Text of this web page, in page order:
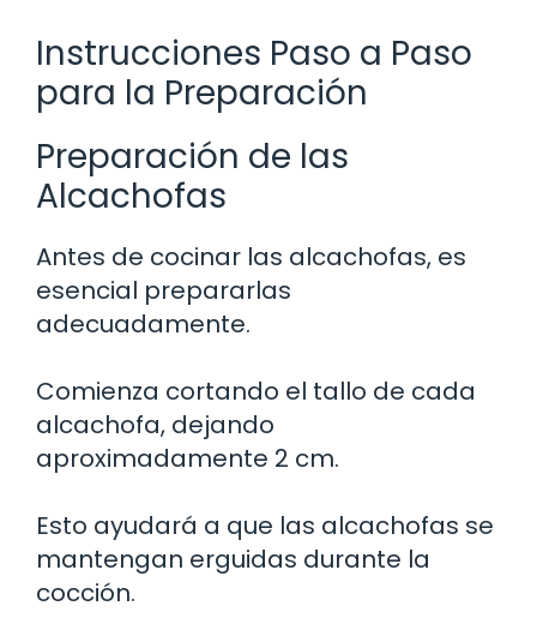
Instrucciones Paso a Paso
para la Preparación
Preparación de las
Alcachofas
Antes de cocinar las alcachofas, es
esencial prepararlas
adecuadamente.
Comienza cortando el tallo de cada
alcachofa, dejando
aproximadamente 2 cm.
Esto ayudará a que las alcachofas se
mantengan erguidas durante la
cocción.